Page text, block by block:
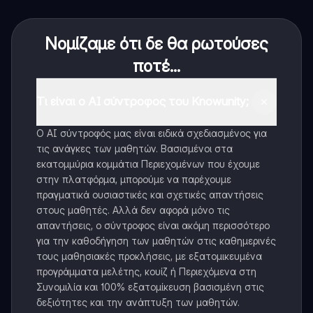
Νομίζαμε ότι δε θα ρωτούσες
ποτέ...
Ο AI σύντροφός μας είναι ειδικά σχεδιασμένος για
τις ανάγκες των μαθητών. Βασισμένοι στα
εκατομμύρια κομμάτια Περιεχομένων που έχουμε
στην πλατφόρμα, μπορούμε να παρέχουμε
πραγματικά ουσιαστικές και σχετικές απαντήσεις
στους μαθητές. Αλλά δεν αφορά μόνο τις
απαντήσεις, ο σύντροφος είναι ακόμη περισσότερο
για την καθοδήγηση των μαθητών στις καθημερινές
τους μαθησιακές προκλήσεις, με εξατομικευμένα
προγράμματα μελέτης, κουίζ ή Περιεχόμενα στη
Συνομιλία και 100% εξατομίκευση βασισμένη στις
δεξιότητες και την ανάπτυξη των μαθητών.